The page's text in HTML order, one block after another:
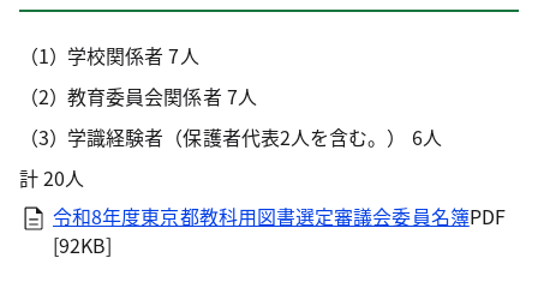
学校関係者 7人
教育委員会関係者 7人
学識経験者（保護者代表2人を含む。） 6人
計 20人
令和8年度東京都教科用図書選定審議会委員名簿PDF
[92KB]